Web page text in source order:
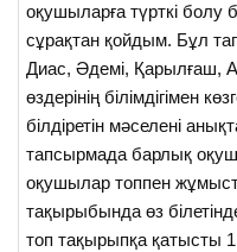
оқушыларға түрткі болу
сұрақтан қойдым. Бұл
Диас, Әдемі, Қарылғаш,
өздерінің білімдігімен
білдіретін мәселені
тапсырмада барлық
оқушылар топпен
тақырыбында өз
топ тақырыпқа қатысты